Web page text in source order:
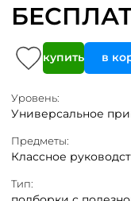
купить в
Уровень:
Универсальное
Предметы:
Классное
Тип: